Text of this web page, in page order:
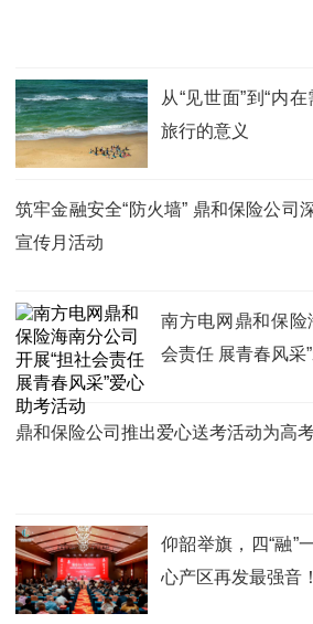
从“见世面”到“内
旅行的意义
筑牢金融安全“防火墙” 鼎和保险公司
宣传月活动
南方电网鼎和保险
会责任 展青春风采
鼎和保险公司推出爱心送考活动为高
仰韶举旗，四“融”
心产区再发最强音！